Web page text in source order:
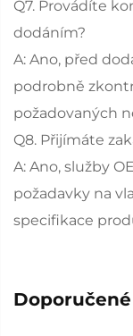
Q7. Provádíte
dodáním?
A: Ano, před
podrobně
požadovaných
Q8. Přijímáte
A: Ano, služby
požadavky na
specifikace